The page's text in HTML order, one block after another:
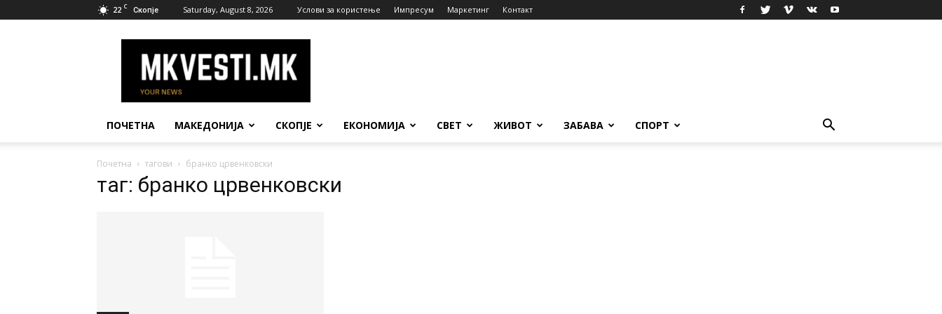
22 C Скопје Saturday, August 8, 2026 Услови за користење Импресум Маркетинг Контакт
Вести
ПОЧЕТНА МАКЕДОНИЈА СКОПЈЕ ЕКОНОМИЈА СВЕТ ЖИВОТ ЗАБАВА СПОРТ
Почетна тагови бранко црвенковски
таг: бранко црвенковски